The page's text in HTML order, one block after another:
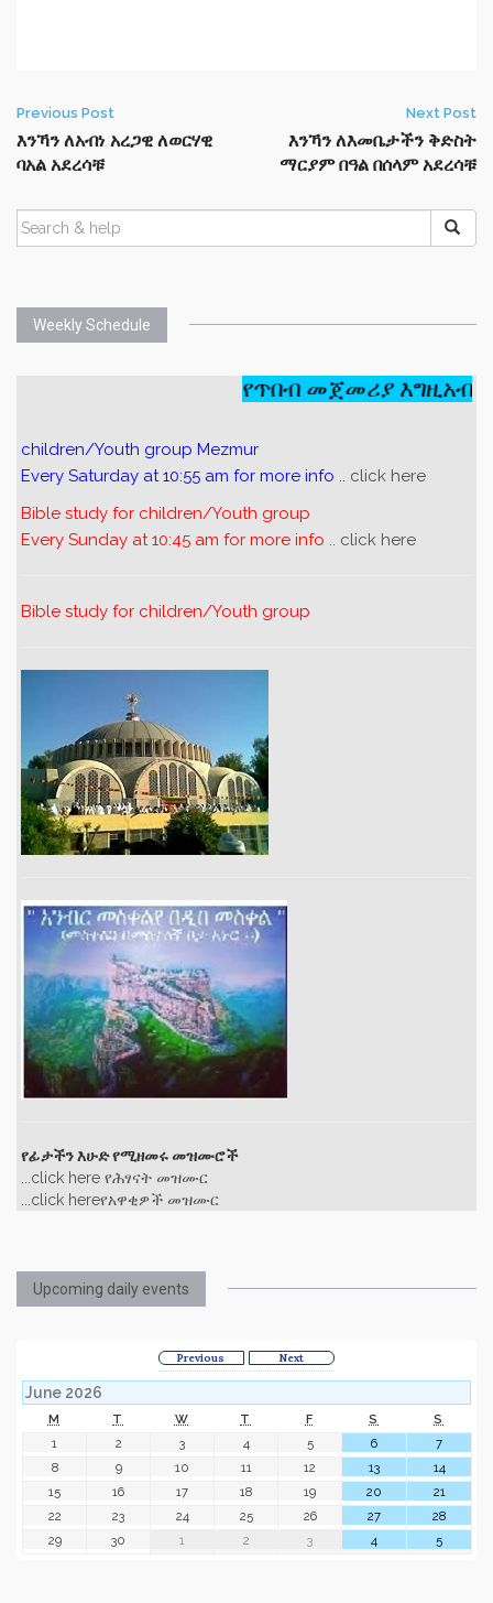
Previous Post
እንኻን ለአብነ አረጋዊ ለወርሃዊ
ባአል አደረሳቹ
Next Post
እንኻን ለእመቤታችን ቅድስት
ማርያም በዓል በሰላም አደረሳቹ
Weekly Schedule
የጥበብ መጀመሪያ
children/Youth group Mezmur
Every Saturday at 10:55 am for more info .. click here
Bible study for children/Youth group
Every Sunday at 10:45 am for more info .. click here
Bible study for children/Youth group
የፊታችን እሁድ የሚዘመሩ መዝሙሮች
...click here የሕፃናት መዝሙር
...click hereየአዋቂዎች መዝሙር
Upcoming daily events
Previous Next
June 2026
M T W T F S
S
1
2 3 4 5 6
7
8
9 10 11 12 13
14
15
16 17 18 19 20
21
22
23 24 25 26 27
28
29
30 1 2 3 4 5